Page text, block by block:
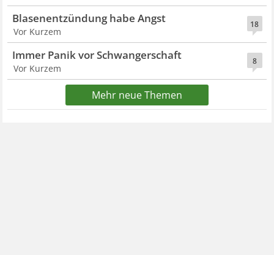
18
Blasenentzündung habe Angst
Vor Kurzem
8
Immer Panik vor Schwangerschaft
Vor Kurzem
Mehr neue Themen